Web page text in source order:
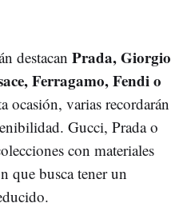
destacan Prada, Giorgio
Ferragamo, Fendi o
ocasión, varias recordarán
Gucci, Prada o
con materiales
que busca tener un